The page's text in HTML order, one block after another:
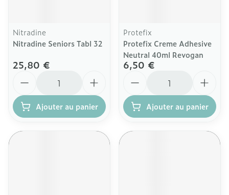
Nitradine
Nitradine Seniors Tabl 32
25,80 €
Ajouter au panier
Protefix
Protefix Creme Adhesive
Neutral 40ml Revogan
6,50 €
Ajouter au panier